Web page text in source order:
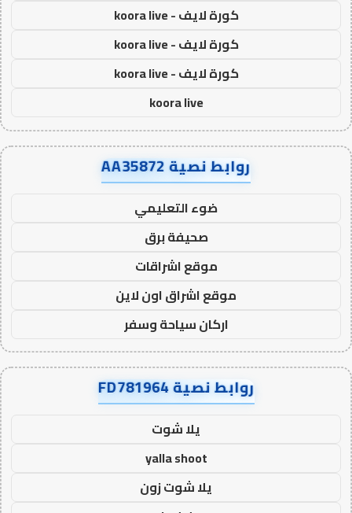
كورة لايف - koora live
كورة لايف - koora live
كورة لايف - koora live
koora live
روابط نصية AA35872
ضوء التعليمي
صحيفة برق
موقع اشراقات
موقع اشراق اون لاين
اركان سياحة وسفر
روابط نصية FD781964
يلا شوت
yalla shoot
يلا شوت زون